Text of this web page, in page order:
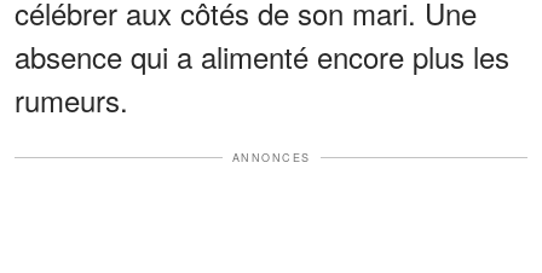
célébrer aux côtés de son mari. Une
absence qui a alimenté encore plus les
rumeurs.
ANNONCES